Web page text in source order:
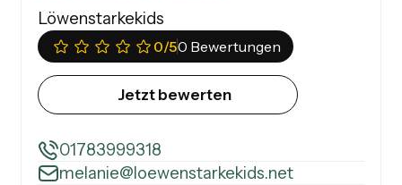
Löwenstarkekids
0/50 Bewertungen
Jetzt bewerten
01783999318
melanie@loewenstarkekids.net